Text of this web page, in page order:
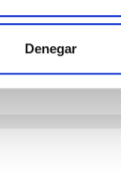
Denegar